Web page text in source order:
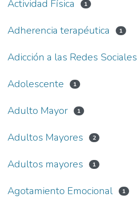
Actividad Física 1
Adherencia terapéutica 1
Adicción a las Redes Sociales
Adolescente 1
Adulto Mayor 1
Adultos Mayores 2
Adultos mayores 1
Agotamiento Emocional 1